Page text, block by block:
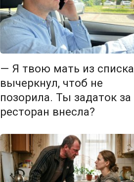
— Я твою мать из списка
вычеркнул, чтоб не
позорила. Ты задаток за
ресторан внесла?